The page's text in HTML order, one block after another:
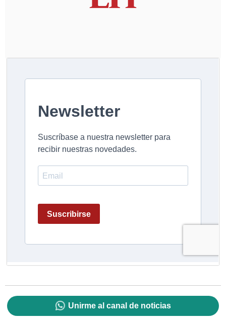
Unirme al canal de noticias